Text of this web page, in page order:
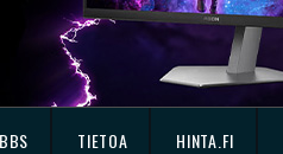
TIETOA HINTA.FI